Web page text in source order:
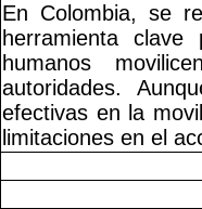
En Colombia, se
herramienta
humanos
autoridades.
efectivas en la
limitaciones en el